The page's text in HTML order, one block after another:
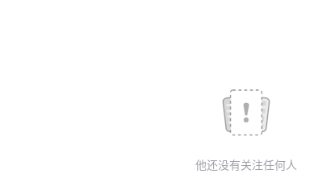
他还没有关注任何人